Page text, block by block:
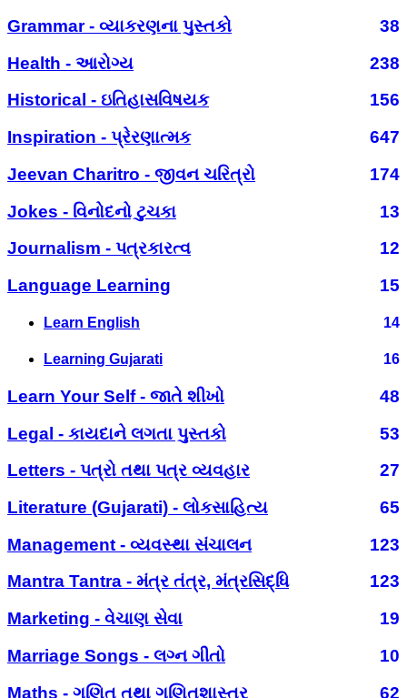
Grammar - વ્યાકરણના પુસ્તકો
38
Health - આરોગ્ય
238
Historical - ઇતિહાસવિષયક
156
Inspiration - પ્રેરણાત્મક
647
Jeevan Charitro - જીવન ચરિત્રો
174
Jokes - વિનોદનો ટુચકા
13
Journalism - પત્રકારત્વ
12
Language Learning
15
Learn English 14
Learning Gujarati 16
Learn Your Self - જાતે શીખો
48
Legal - કાયદાને લગતા પુસ્તકો
53
Letters - પત્રો તથા પત્ર વ્યવહાર
27
Literature (Gujarati) - લોકસાહિત્ય
65
Management - વ્યવસ્થા સંચાલન
123
Mantra Tantra - મંત્ર તંત્ર, મંત્રસિદ્ધિ
123
Marketing - વેચાણ સેવા
19
Marriage Songs - લગ્ન ગીતો
10
Maths - ગણિત તથા ગણિતશાસ્ત્ર
62